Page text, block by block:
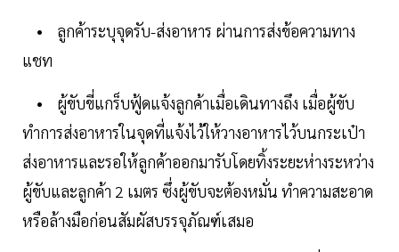
• ลูกค้าระบุจุดรับ-ส่งอาหาร ผ่านการส่งข้อความทาง
แชท
• ผู้ขับขี่แกร็บฟู้ดแจ้งลูกค้าเมื่อเดินทางถึง เมื่อผู้ขับ
ทำการส่งอาหารในจุดที่แจ้งไว้ให้วางอาหารไว้บนกระเป๋า
ส่งอาหารและรอให้ลูกค้าออกมารับโดยทิ้งระยะห่างระหว่าง
ผู้ขับและลูกค้า 2 เมตร ซึ่งผู้ขับจะต้องหมั่น ทำความสะอาด
หรือล้างมือก่อนสัมผัสบรรจุภัณฑ์เสมอ